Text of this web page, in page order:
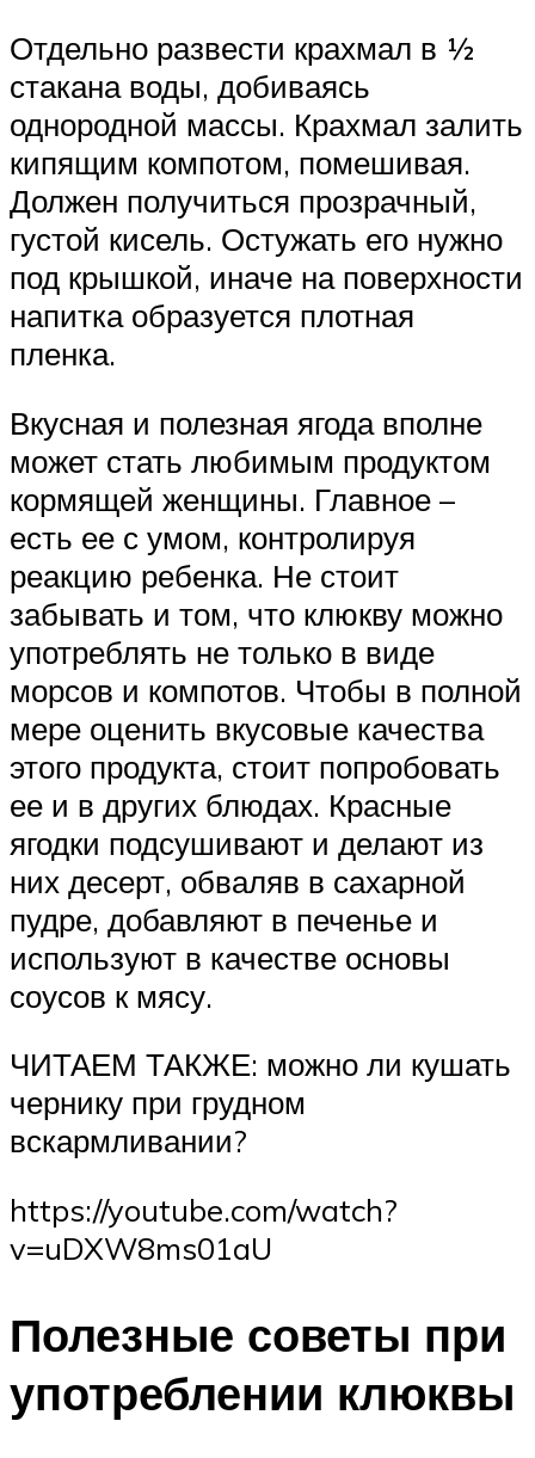
Отдельно развести крахмал в ½
стакана воды, добиваясь
однородной массы. Крахмал залить
кипящим компотом, помешивая.
Должен получиться прозрачный,
густой кисель. Остужать его нужно
под крышкой, иначе на поверхности
напитка образуется плотная
пленка.
Вкусная и полезная ягода вполне
может стать любимым продуктом
кормящей женщины. Главное –
есть ее с умом, контролируя
реакцию ребенка. Не стоит
забывать и том, что клюкву можно
употреблять не только в виде
морсов и компотов. Чтобы в полной
мере оценить вкусовые качества
этого продукта, стоит попробовать
ее и в других блюдах. Красные
ягодки подсушивают и делают из
них десерт, обваляв в сахарной
пудре, добавляют в печенье и
используют в качестве основы
соусов к мясу.
ЧИТАЕМ ТАКЖЕ: можно ли кушать
чернику при грудном
вскармливании?
https://youtube.com/watch?
v=uDXW8ms01aU
Полезные советы при
употреблении клюквы